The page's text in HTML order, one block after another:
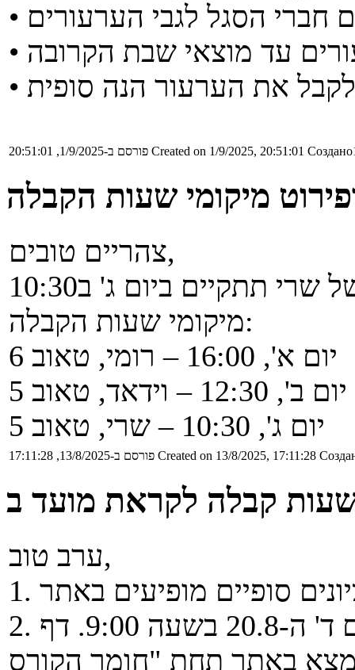
פורסם ב-1/9/2025, 20:51:01 Created on 1/9/2025, 20:51:01
מיקומי שעות הקבלה
צהריים טובים,
מיקומי שעות הקבלה:
יום א', 16:00 – רומי, טאוב 6
יום ב', 12:30 – וידאד, טאוב 5
יום ג', 10:30 – שרי, טאוב 5
פורסם ב-13/8/2025, 17:11:28 Created on 13/8/2025, 17:11:28
ערב טוב,
2. מועד ב' יתקיים בשבוע הבא, יום ד' ה-20.8 בשעה 9:00. דף